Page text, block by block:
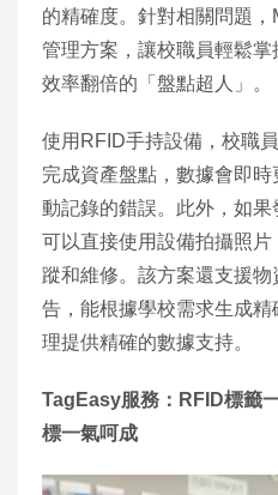
的精確度。針對相關問題
管理方案，讓校職員輕鬆
效率翻倍的「盤點超人」。
使用RFID手持設備，校職
完成資產盤點，數據會即
動記錄的錯誤。此外，如
可以直接使用設備拍攝照
蹤和維修。該方案還支援
告，能根據學校需求生成
理提供精確的數據支持。
TagEasy服務：RFID標籤
標一氣呵成